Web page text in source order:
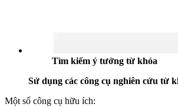
Tìm kiếm ý tưởng từ khóa
Sử dụng các công cụ nghiên cứu từ
Một số công cụ hữu ích: